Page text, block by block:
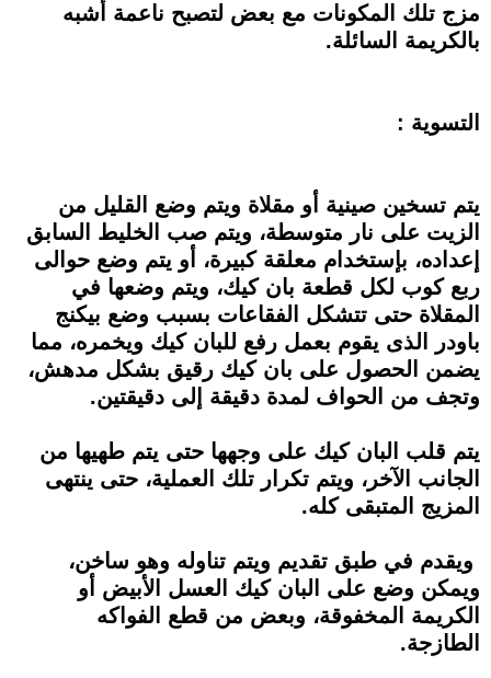
مزج تلك المكونات مع بعض لتصبح ناعمة أشبه
بالكريمة السائلة.
التسوية :
يتم تسخين صينية أو مقلاة ويتم وضع القليل من
الزيت على نار متوسطة، ويتم صب الخليط السابق
إعداده، بإستخدام معلقة كبيرة، أو يتم وضع حوالى
ربع كوب لكل قطعة بان كيك، ويتم وضعها في
المقلاة حتى تتشكل الفقاعات بسبب وضع بيكنج
باودر الذى يقوم بعمل رفع للبان كيك ويخمره، مما
يضمن الحصول على بان كيك رقيق بشكل مدهش،
وتجف من الحواف لمدة دقيقة إلى دقيقتين.
يتم قلب البان كيك على وجهها حتى يتم طهيها من
الجانب الآخر، ويتم تكرار تلك العملية، حتى ينتهى
المزيج المتبقى كله.
ويقدم في طبق تقديم ويتم تناوله وهو ساخن،
ويمكن وضع على البان كيك العسل الأبيض أو
الكريمة المخفوقة، وبعض من قطع الفواكه
الطازجة.